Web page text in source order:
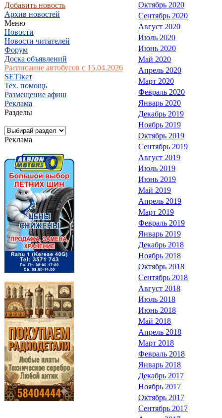
Добавить новость
Архив новостей
Меню
Новости
Новости читателей
Форум
Доска объявлений
Расписание автобусов с 15.04.2026
SETIкет
Тех. помощь
Размещение афиш
Реклама
Разделы
Реклама
Октябрь 2020
Сентябрь 2020
Август 2020
Июль 2020
Июнь 2020
Май 2020
Апрель 2020
Март 2020
Февраль 2020
Январь 2020
Декабрь 2019
Ноябрь 2019
Октябрь 2019
Сентябрь 2019
Август 2019
Июль 2019
Июнь 2019
Май 2019
Апрель 2019
Март 2019
Февраль 2019
Январь 2019
Декабрь 2018
Ноябрь 2018
Октябрь 2018
Сентябрь 2018
Август 2018
Июль 2018
Июнь 2018
Май 2018
Апрель 2018
Март 2018
Февраль 2018
Январь 2018
Декабрь 2017
Ноябрь 2017
Октябрь 2017
Сентябрь 2017